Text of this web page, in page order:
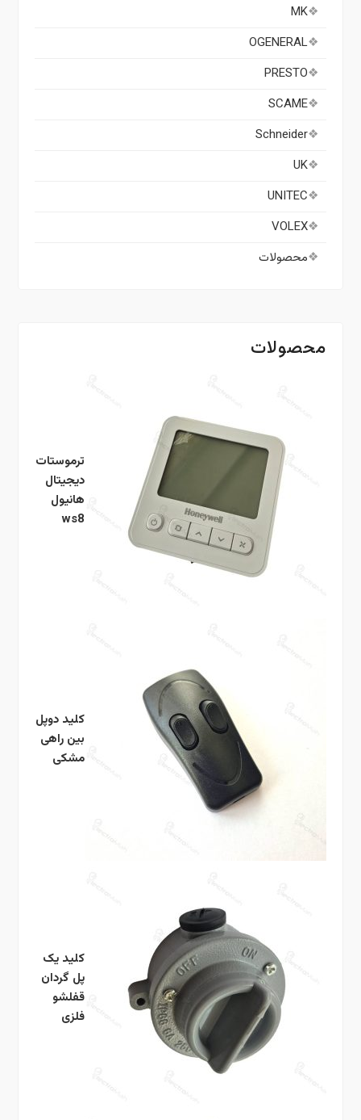
MK
OGENERAL
PRESTO
SCAME
Schneider
UK
UNITEC
VOLEX
محصولات
محصولات
ترموستات
دیجیتال
هانیول
ws8
کلید دوپل
بین راهی
مشکی
کلید یک
پل گردان
قفلشو
فلزی